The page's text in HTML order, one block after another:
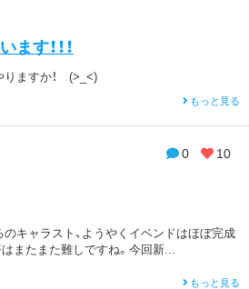
す！！！
りますか！ (>_<)
もっと見る
0 10
キャラスト、ようやくイベンドはほぼ完成
またまた難しですね。今回新...
もっと見る